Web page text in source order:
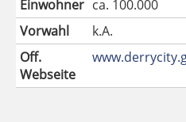
Einwohner ca. 100.000
Vorwahl
k.A.
Off.
Webseite